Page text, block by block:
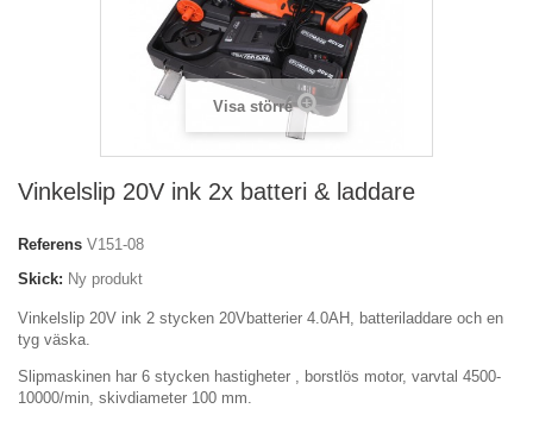
Visa större
Vinkelslip 20V ink 2x batteri & laddare
Referens V151-08
Skick: Ny produkt
Vinkelslip 20V ink 2 stycken 20Vbatterier 4.0AH, batteriladdare och en
tyg väska.
Slipmaskinen har 6 stycken hastigheter , borstlös motor, varvtal 4500-
10000/min, skivdiameter 100 mm.